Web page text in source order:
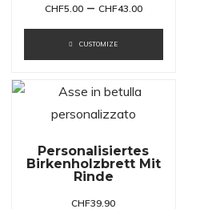
CHF5.00 – CHF43.00
CUSTOMIZE
Personalisiertes
Birkenholzbrett Mit
Rinde
CHF39.90